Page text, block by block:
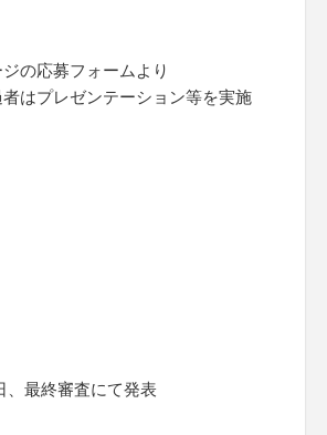
の応募フォームより
はプレゼンテーション等を実施
、最終審査にて発表